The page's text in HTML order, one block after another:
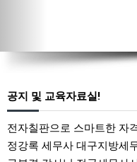
공지 및 교육자료실!
전자칠판으로 스마트한 자
정강록 세무사 대구지방세